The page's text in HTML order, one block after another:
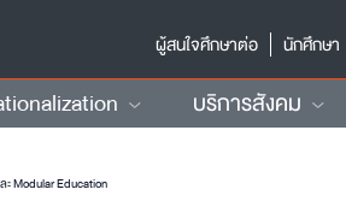
ผู้สนใจศึกษาต่อ
นักศึกษา
บริการสังคม
ะ Modular Education